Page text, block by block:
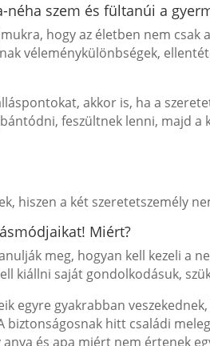
néha szem és fültanúi a
hogy az életben nem csak
véleménykülönbségek,
akkor is, ha a
feszültnek lenni, majd a
hiszen a két szeretetszemély
Miért?
meg, hogyan kell kezeli a
kiállni saját gondolkodásuk,
egyre gyakrabban
biztonságosnak hitt családi
és apa miért nem értenek